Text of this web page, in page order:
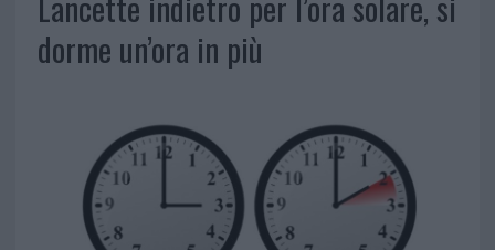
dorme un’ora in più